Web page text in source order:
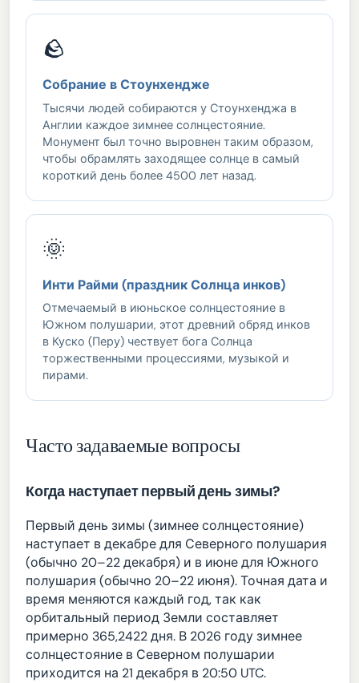
🪨
Собрание в Стоунхендже
Тысячи людей собираются у Стоунхенджа в
Англии каждое зимнее солнцестояние.
Монумент был точно выровнен таким образом,
чтобы обрамлять заходящее солнце в самый
короткий день более 4500 лет назад.
🌞
Инти Райми (праздник Солнца инков)
Отмечаемый в июньское солнцестояние в
Южном полушарии, этот древний обряд инков
в Куско (Перу) чествует бога Солнца
торжественными процессиями, музыкой и
пирами.
Часто задаваемые вопросы
Когда наступает первый день зимы?
Первый день зимы (зимнее солнцестояние)
наступает в декабре для Северного полушария
(обычно 20–22 декабря) и в июне для Южного
полушария (обычно 20–22 июня). Точная дата и
время меняются каждый год, так как
орбитальный период Земли составляет
примерно 365,2422 дня. В 2026 году зимнее
солнцестояние в Северном полушарии
приходится на 21 декабря в 20:50 UTC.